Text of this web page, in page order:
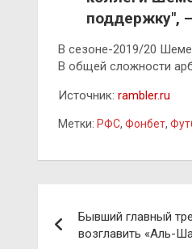
поддержку",
В сезоне-2019/20
В общей сложности
Источник: rambler.ru
Метки: РФС, Фонбет,
по
Бывший главный
возглавить «Аль-